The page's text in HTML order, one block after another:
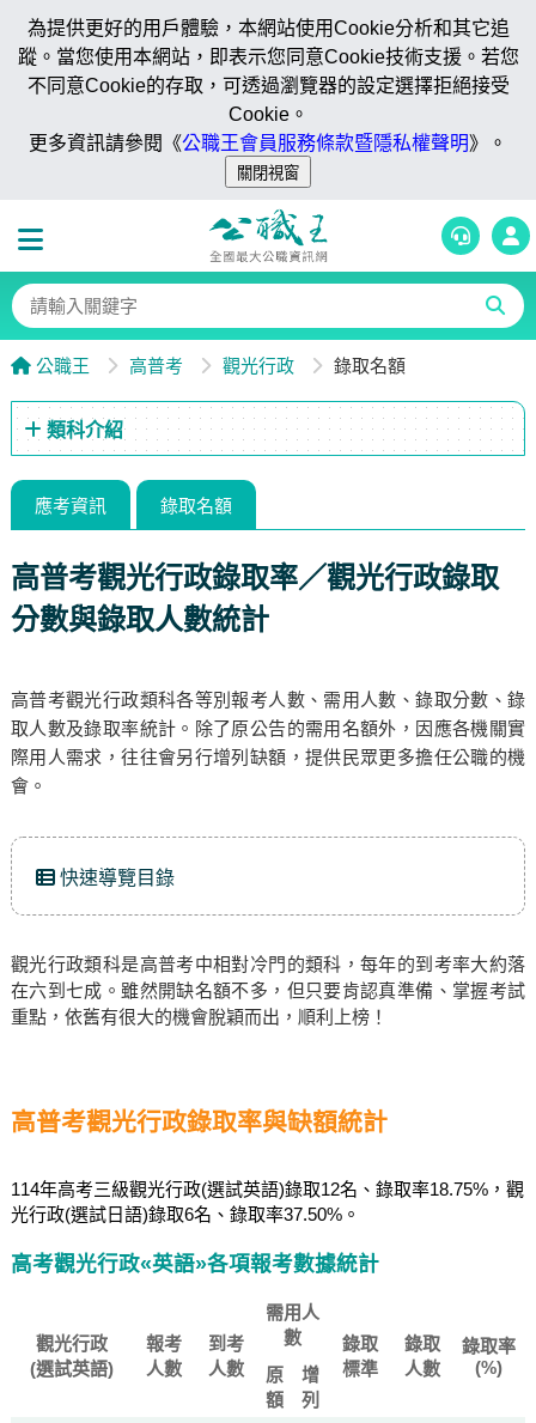
為提供更好的用戶體驗，本網站使用Cookie分析和其它追
蹤。當您使用本網站，即表示您同意Cookie技術支援。若您
不同意Cookie的存取，可透過瀏覽器的設定選擇拒絕接受
Cookie。
更多資訊請參閱《公職王會員服務條款暨隱私權聲明》。
公職王 高普考 觀光行政 錄取名額
類科介紹
應考資訊 錄取名額
高普考觀光行政錄取率／觀光行政錄取
分數與錄取人數統計
高普考觀光行政類科各等別報考人數、需用人數、錄取分數、錄
取人數及錄取率統計。除了原公告的需用名額外，因應各機關實
際用人需求，往往會另行增列缺額，提供民眾更多擔任公職的機
會。
快速導覽目錄
觀光行政類科是高普考中相對冷門的類科，每年的到考率大約落
在六到七成。雖然開缺名額不多，但只要肯認真準備、掌握考試
重點，依舊有很大的機會脫穎而出，順利上榜！
高普考觀光行政錄取率與缺額統計
114年高考三級觀光行政(選試英語)錄取12名、錄取率18.75%，觀
光行政(選試日語)錄取6名、錄取率37.50%。
高考觀光行政«英語»各項報考數據統計
觀光行政
(選試英語)
報考
人數
到考
人數
需用人
數
錄取
標準
錄取
人數
錄取率
(%)
原
額
增
列